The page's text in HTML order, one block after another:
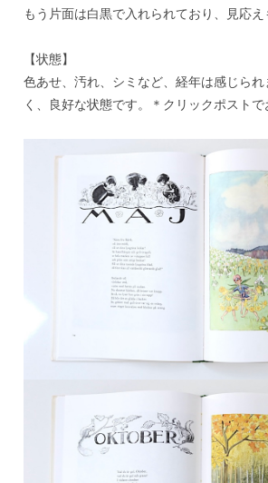
もう片面は白黒で入れられており、見応え
【状態】
色あせ、汚れ、シミなど、経年は感じら
く、良好な状態です。＊クリックポストで